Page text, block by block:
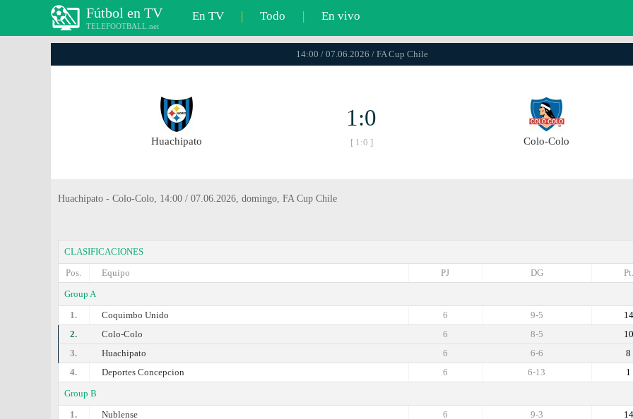
Fútbol en TV
TELEFOOTBALL.net
En TV | Todo | En vivo
14:00 / 07.06.2026 / FA Cup Chile
Huachipato
1:0
[ 1:0 ] Colo-Colo
Huachipato - Colo-Colo, 14:00 / 07.06.2026, domingo, FA Cup Chile
CLASIFICACIONES
Pos.
Equipo Pt.
DG
PJ
Group A
1.
Coquimbo Unido 14
9-5
6
2.
Colo-Colo 10
8-5
6
3.
Huachipato 8
6-6
6
4.
Deportes Concepcion 1
6-13
6
Group B
1.
Nublense 14
9-3
6